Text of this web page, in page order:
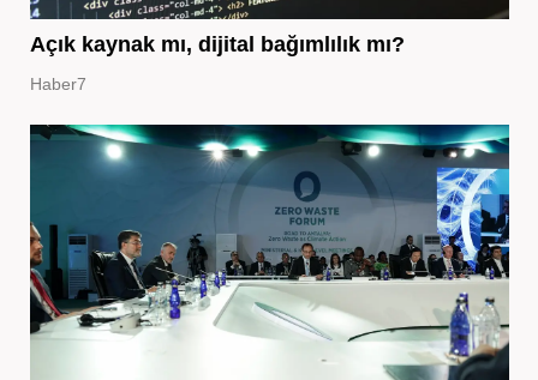
Açık kaynak mı, dijital bağımlılık mı?
Haber7